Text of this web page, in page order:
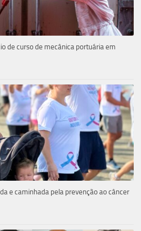
de curso de mecânica portuária em
e caminhada pela prevenção ao câncer